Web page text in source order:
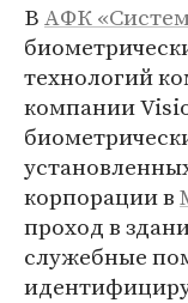
ВАФК
технологий
компании
корпорации в
проход в
служебные